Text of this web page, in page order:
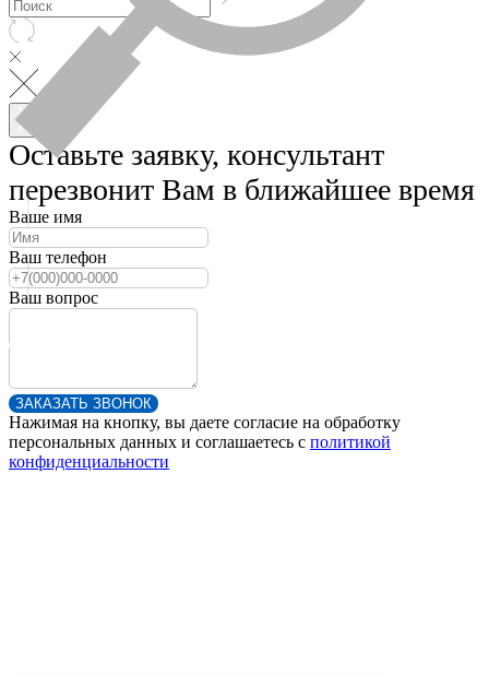
Оставьте заявку, консультант
перезвонит Вам в ближайшее время
Ваше имя
Ваш телефон
Ваш вопрос
ЗАКАЗАТЬ ЗВОНОК
Нажимая на кнопку, вы даете согласие на обработку
персональных данных и соглашаетесь c политикой
конфиденциальности